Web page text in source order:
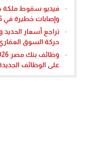
فيديو سقوط ملكة
وإصابات خطيرة في Miss Universe 2025
تراجع أسعار
حركة السوق العقاري
على الوظائف